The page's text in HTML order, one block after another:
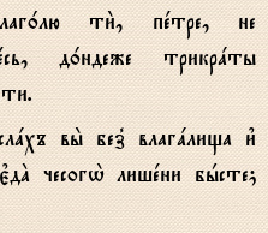
ти2, пeтре, не
д0ндеже трикрaты
вы2 без8 влагaлища и3
чесогw2 лишeни бhсте;